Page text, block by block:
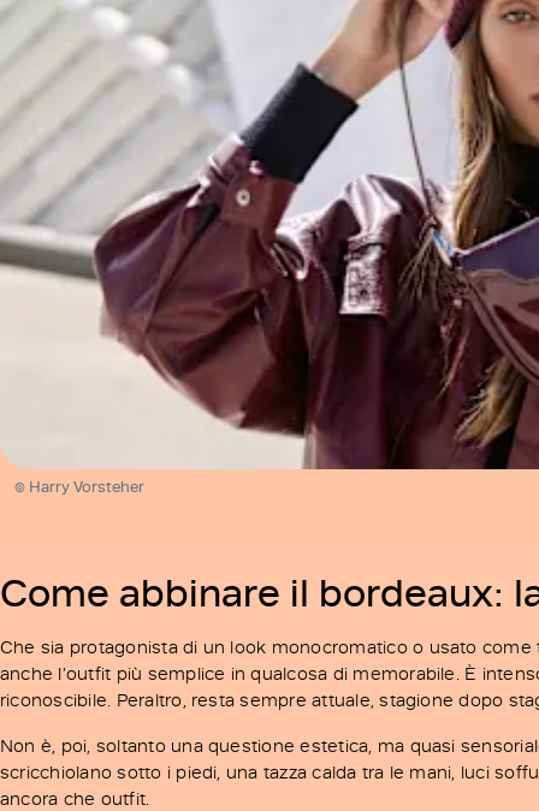
© Harry Vorsteher
Come abbinare il bordeaux:
Che sia protagonista di un look monocromatico o usato
anche l’outfit più semplice in qualcosa di memorabile. È
riconoscibile. Peraltro, resta sempre attuale, stagione dopo
Non è, poi, soltanto una questione estetica, ma quasi
scricchiolano sotto i piedi, una tazza calda tra le mani, luci
ancora che outfit.